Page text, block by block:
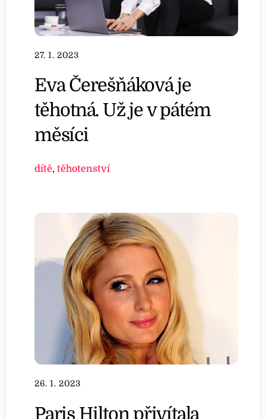
27. 1. 2023
Eva Čerešňáková je
těhotná. Už je v pátém
měsíci
dítě,těhotenství
26. 1. 2023
Paris Hilton přivítala